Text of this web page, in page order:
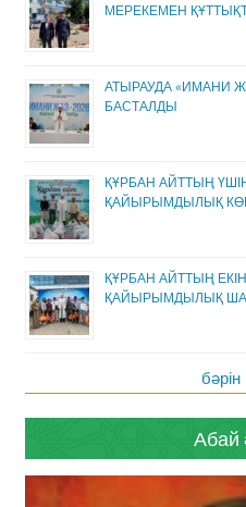
МЕРЕКЕМЕН
АТЫРАУДА «ИМАНИ
БАСТАЛДЫ
ҚҰРБАН АЙТТЫҢ
ҚАЙЫРЫМДЫЛЫҚ
ҚҰРБАН АЙТТЫҢ
ҚАЙЫРЫМДЫЛЫҚ
Абай